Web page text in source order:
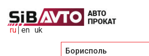
Борисполь
ru en uk